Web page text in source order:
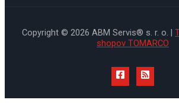
Copyright © 2026 ABM Servis® s. r. o. |
shopov TOMARCO